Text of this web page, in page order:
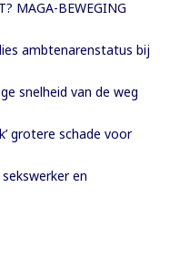
MAGA-BEWEGING
ambtenarenstatus bij
snelheid van de weg
grotere schade voor
en